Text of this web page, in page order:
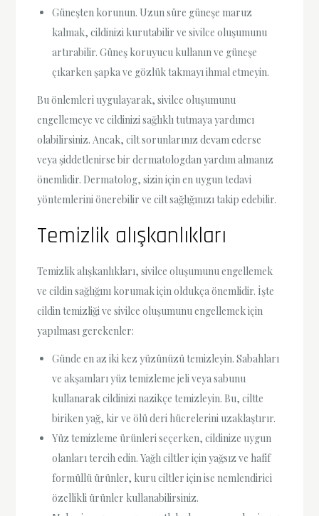
Güneşten korunun. Uzun süre güneşe maruz
kalmak, cildinizi kurutabilir ve sivilce oluşumunu
artırabilir. Güneş koruyucu kullanın ve güneşe
çıkarken şapka ve gözlük takmayı ihmal etmeyin.
Bu önlemleri uygulayarak, sivilce oluşumunu
engellemeye ve cildinizi sağlıklı tutmaya yardımcı
olabilirsiniz. Ancak, cilt sorunlarınız devam ederse
veya şiddetlenirse bir dermatologdan yardım almanız
önemlidir. Dermatolog, sizin için en uygun tedavi
yöntemlerini önerebilir ve cilt sağlığınızı takip edebilir.
Temizlik alışkanlıkları
Temizlik alışkanlıkları, sivilce oluşumunu engellemek
ve cildin sağlığını korumak için oldukça önemlidir. İşte
cildin temizliği ve sivilce oluşumunu engellemek için
yapılması gerekenler:
Günde en az iki kez yüzünüzü temizleyin. Sabahları
ve akşamları yüz temizleme jeli veya sabunu
kullanarak cildinizi nazikçe temizleyin. Bu, ciltte
biriken yağ, kir ve ölü deri hücrelerini uzaklaştırır.
Yüz temizleme ürünleri seçerken, cildinize uygun
olanları tercih edin. Yağlı ciltler için yağsız ve hafif
formüllü ürünler, kuru ciltler için ise nemlendirici
özellikli ürünler kullanabilirsiniz.